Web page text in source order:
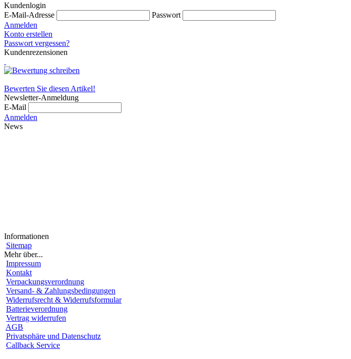
Kundenlogin
E-Mail-Adresse
Passwort
Anmelden
Konto erstellen
Passwort vergessen?
Kundenrezensionen
Bewerten Sie diesen Artikel!
Newsletter-Anmeldung
E-Mail
Anmelden
News
Informationen
Sitemap
Mehr über...
Impressum
Kontakt
Verpackungsverordnung
Versand- & Zahlungsbedingungen
Widerrufsrecht & Widerrufsformular
Batterieverordnung
Vertrag widerrufen
AGB
Privatsphäre und Datenschutz
Callback Service